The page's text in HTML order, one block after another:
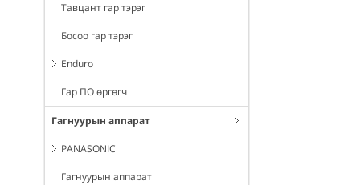
Тавцант гар тэрэг
Босоо гар тэрэг
Enduro
Гар ПО өргөгч
Гагнуурын аппарат
PANASONIC
Гагнуурын аппарат